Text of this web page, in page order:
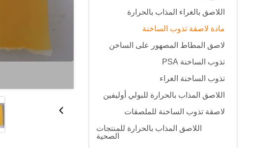
اللاصق بالغراء المذاب بالحرارة
مادة لاصقة تذوب الساخنة
لاصق المطاط المصهور على الساخن
تذوب الساخنة PSA
تذوب الساخنة الغراء
اللاصق المذاب بالحرارة للبولي أوليفين
لاصقة تذوب الساخنة للملصقات
اللاصق المذاب بالحرارة للمنتجات
الصحية